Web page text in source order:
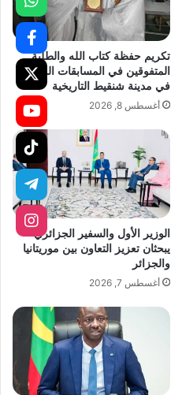
تكريم حفظة كتاب الله والطلبة
المتفوقين في المسابقات الوطنية
في مدينة شنقيط التاريخية
أغسطس 8, 2026
الوزير الأول والسفير الجزائري
يبحثان تعزيز التعاون بين موريتانيا
والجزائر
أغسطس 7, 2026